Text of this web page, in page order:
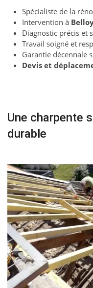
Spécialiste de la
Intervention à
Diagnostic précis et
Travail soigné et
Garantie décennale
Devis et
Une charpente
durable